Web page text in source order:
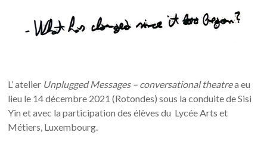
L’ atelier Unplugged Messages – conversational theatrea eu
lieu le 14 décembre 2021 (Rotondes) sous la conduite de Sisi
Yin et avec la participation des élèves du Lycée Arts et
Métiers, Luxembourg.